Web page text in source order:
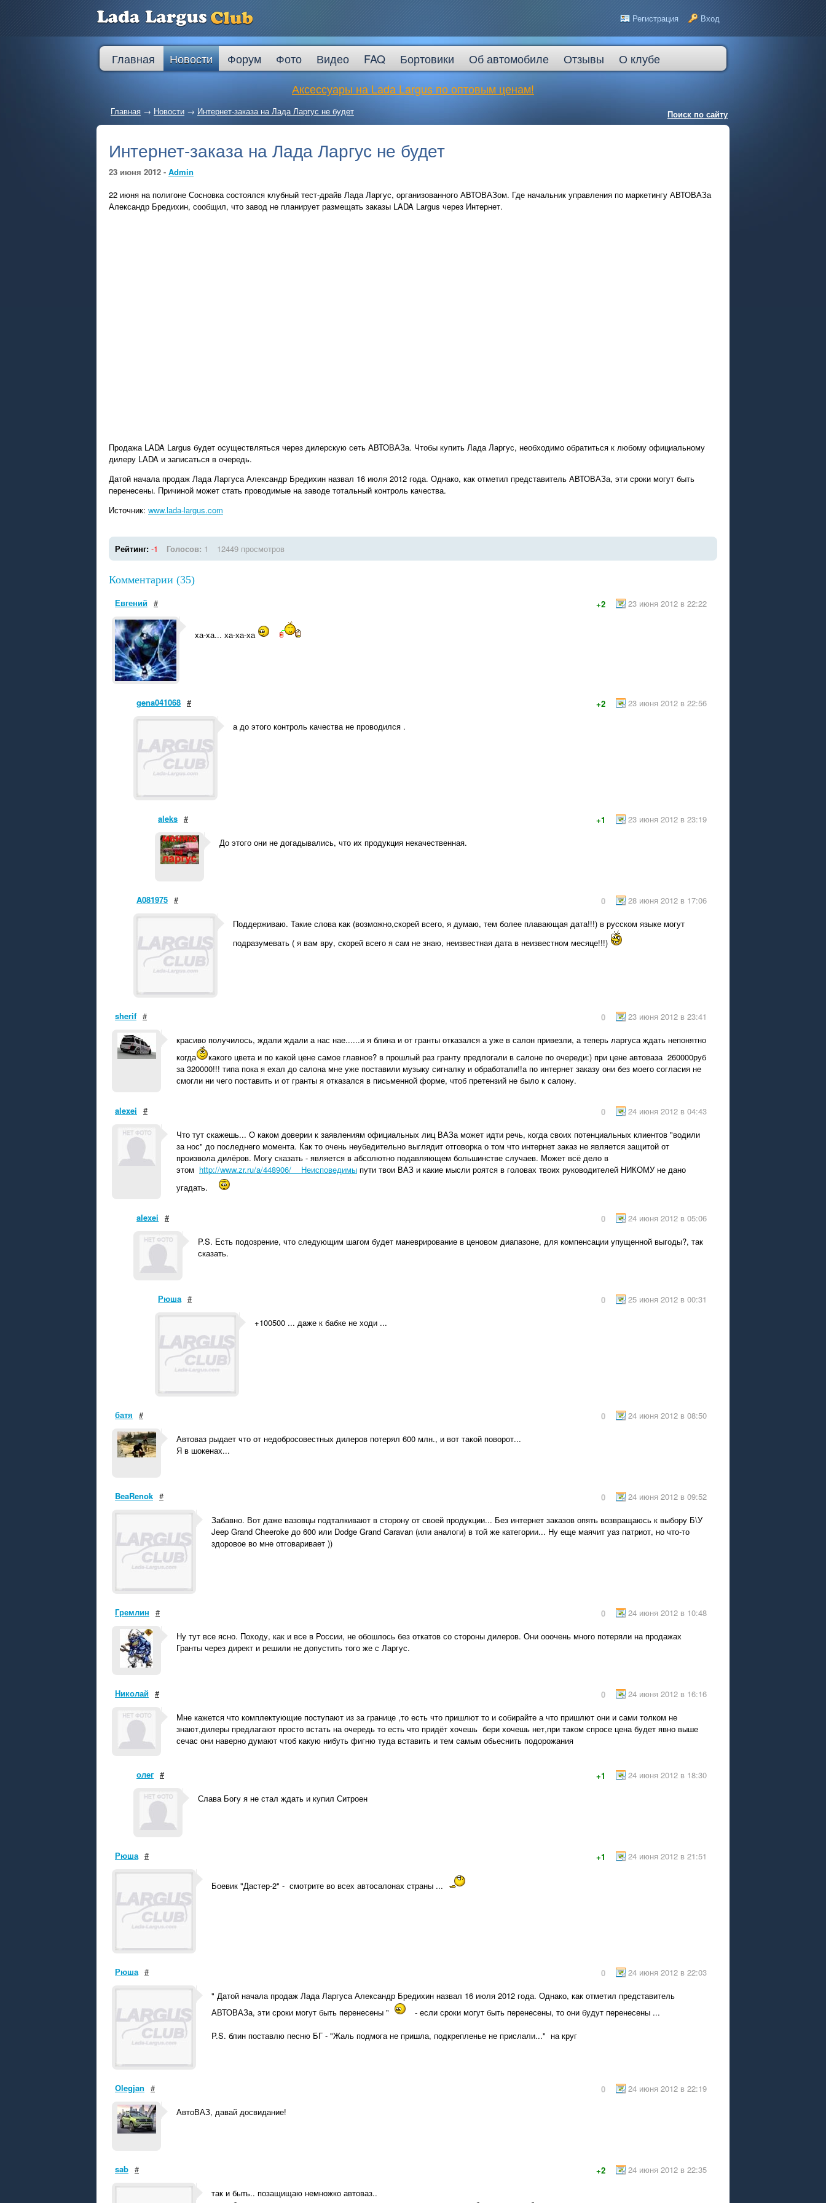
Регистрация Вход
Главная Новости Форум Фото Видео FAQ Бортовики Об автомобиле Отзывы
О клубе
Аксессуары на Lada Largus по оптовым ценам!
Главная → Новости → Интернет-заказа на Лада Ларгус не будет Поиск по сайту
Интернет-заказа на Лада Ларгус не будет
23 июня 2012 - Admin
22 июня на полигоне Сосновка состоялся клубный тест-драйв Лада Ларгус, организованного АВТОВАЗом. Где начальник управления по маркетингу АВТОВАЗа
Александр Бредихин, сообщил, что завод не планирует размещать заказы LADA Largus через Интернет.
Продажа LADA Largus будет осуществляться через дилерскую сеть АВТОВАЗа. Чтобы купить Лада Ларгус, необходимо обратиться к любому официальному
дилеру LADA и записаться в очередь.
Датой начала продаж Лада Ларгуса Александр Бредихин назвал 16 июля 2012 года. Однако, как отметил представитель АВТОВАЗа, эти сроки могут быть
перенесены. Причиной может стать проводимые на заводе тотальный контроль качества.
Источник: www.lada-largus.com
Рейтинг: -1 Голосов: 1 12449 просмотров
Комментарии (35)
Евгений # 23 июня 2012 в 22:22
+2
ха-ха... ха-ха-ха
gena041068 # 23 июня 2012 в 22:56
+2
а до этого контроль качества не проводился .
aleks # 23 июня 2012 в 23:19
+1
До этого они не догадывались, что их продукция некачественная.
A081975 # 28 июня 2012 в 17:06
0
Поддерживаю. Такие слова как (возможно,скорей всего, я думаю, тем более плавающая дата!!!) в русском языке могут
подразумевать ( я вам вру, скорей всего я сам не знаю, неизвестная дата в неизвестном месяце!!!)
sherif # 23 июня 2012 в 23:41
0
красиво получилось, ждали ждали а нас нае......и я блина и от гранты отказался а уже в салон привезли, а теперь ларгуса ждать непонятно
когда
какого цвета и по какой цене самое главное? в прошлый раз гранту предлогали в салоне по очереди:) при цене автоваза 260000руб
за 320000!!! типа пока я ехал до салона мне уже поставили музыку сигналку и обработали!!а по интернет заказу они без моего согласия не
смогли ни чего поставить и от гранты я отказался в письменной форме, чтоб претензий не было к салону.
alexei # 24 июня 2012 в 04:43
0
Что тут скажешь... О каком доверии к заявлениям официальных лиц ВАЗа может идти речь, когда своих потенциальных клиентов "водили
за нос" до последнего момента. Как то очень неубедительно выглядит отговорка о том что интернет заказ не является защитой от
произвола дилёров. Могу сказать - является в абсолютно подавляющем большинстве случаев. Может всё дело в
этом http://www.zr.ru/a/448906/ Неисповедимы пути твои ВАЗ и какие мысли роятся в головах твоих руководителей НИКОМУ не дано
угадать.
alexei # 24 июня 2012 в 05:06
0
P.S. Есть подозрение, что следующим шагом будет маневрирование в ценовом диапазоне, для компенсации упущенной выгоды?, так
сказать.
Рюша # 25 июня 2012 в 00:31
0
+100500 ... даже к бабке не ходи ...
батя # 24 июня 2012 в 08:50
0
Автоваз рыдает что от недобросовестных дилеров потерял 600 млн., и вот такой поворот...
Я в шокенах...
BeaRenok # 24 июня 2012 в 09:52
0
Забавно. Вот даже вазовцы подталкивают в сторону от своей продукции... Без интернет заказов опять возвращаюсь к выбору Б\У
Jeep Grand Cheeroke до 600 или Dodge Grand Caravan (или аналоги) в той же категории... Ну еще маячит уаз патриот, но что-то
здоровое во мне отговаривает ))
Гремлин # 24 июня 2012 в 10:48
0
Ну тут все ясно. Походу, как и все в России, не обошлось без откатов со стороны дилеров. Они ооочень много потеряли на продажах
Гранты через директ и решили не допустить того же с Ларгус.
Николай # 24 июня 2012 в 16:16
0
Мне кажется что комплектующие поступают из за границе ,то есть что пришлют то и собирайте а что пришлют они и сами толком не
знают,дилеры предлагают просто встать на очередь то есть что придёт хочешь бери хочешь нет,при таком спросе цена будет явно выше
сечас они наверно думают чтоб какую нибуть фигню туда вставить и тем самым обьеснить подорожания
олег # 24 июня 2012 в 18:30
+1
Слава Богу я не стал ждать и купил Ситроен
Рюша # 24 июня 2012 в 21:51
+1
Боевик "Дастер-2" - смотрите во всех автосалонах страны ...
Рюша # 24 июня 2012 в 22:03
0
" Датой начала продаж Лада Ларгуса Александр Бредихин назвал 16 июля 2012 года. Однако, как отметил представитель
АВТОВАЗа, эти сроки могут быть перенесены "
- если сроки могут быть перенесены, то они будут перенесены ...
P.S. блин поставлю песню БГ - "Жаль подмога не пришла, подкрепленье не прислали..." на круг
Olegjan # 24 июня 2012 в 22:19
0
АвтоВАЗ, давай досвидание!
sab # 24 июня 2012 в 22:35
+2
так и быть.. позащищаю немножко автоваз..